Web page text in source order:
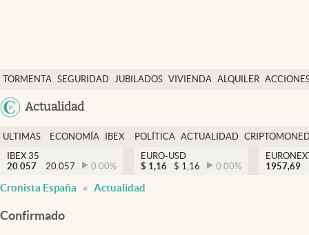
TORMENTA SEGURIDAD JUBILADOS VIVIENDA ALQUILER
USA
Actualidad
Economía y finanzas
Política
Actualidad
Criptomonedas
España
ULTIMAS
NOTICIAS
ECONOMÍA
FINANZAS
IBEX
EURO
POLÍTICA ACTUALIDAD
IBEX 35
20.057
20.057 0.00%
EURO-USD
$ 1,16 $ 1,16 0.00%
1957,69
Cronista España Actualidad
Confirmado